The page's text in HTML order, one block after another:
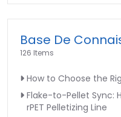
Base De
126 Items
How to Choose the
Flake-to-Pellet Sync:
rPET Pelletizing Line